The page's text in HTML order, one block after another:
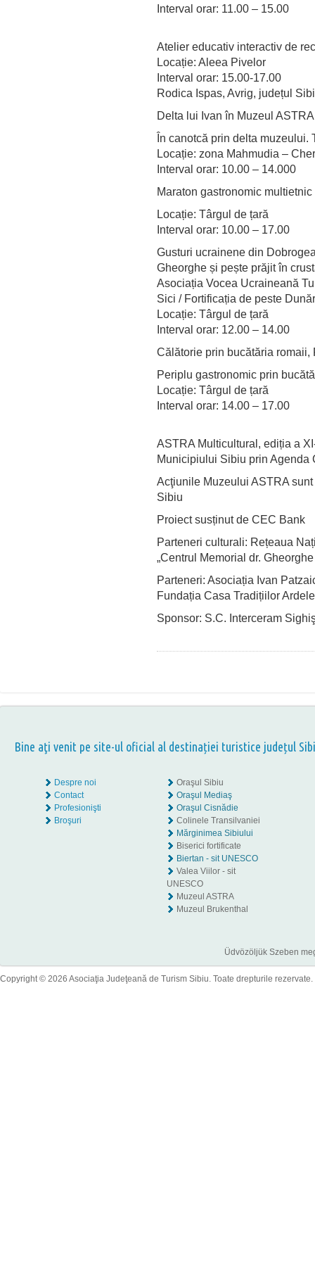
Interval orar: 11.00 – 15.00
Atelier educativ interactiv de
Locație: Aleea Pivelor
Interval orar: 15.00-17.00
Rodica Ispas, Avrig, județul
Delta lui Ivan în Muzeul ASTRA
În canotcă prin delta muzeului.
Locație: zona Mahmudia –
Interval orar: 10.00 – 14.000
Maraton gastronomic multietnic
Locație: Târgul de țară
Interval orar: 10.00 – 17.00
Gusturi ucrainene din
Gheorghe și pește prăjit în
Asociația Vocea Ucraineană
Sici / Fortificația de peste
Locație: Târgul de țară
Interval orar: 12.00 – 14.00
Călătorie prin bucătăria romaii,
Periplu gastronomic prin
Locație: Târgul de țară
Interval orar: 14.00 – 17.00
ASTRA Multicultural, ediția a
Municipiului Sibiu prin Agenda
Acţiunile Muzeului ASTRA
Sibiu
Proiect susținut de CEC Bank
Parteneri culturali: Rețeaua
„Centrul Memorial dr.
Parteneri: Asociația Ivan
Fundația Casa Tradițiilor
Sponsor: S.C. Interceram
Bine aţi venit pe site-ul oficial al destinației turistice județul
Despre noi
Contact
Profesionişti
Broşuri
Oraşul Sibiu
Oraşul Mediaş
Oraşul Cisnădie
Colinele Transilvaniei
Mărginimea Sibiului
Biserici fortificate
Biertan - sit UNESCO
Valea Viilor - sit
UNESCO
Muzeul ASTRA
Muzeul Brukenthal
Üdvözöljük Szeben
Copyright © 2026 Asociaţia Judeţeană de Turism Sibiu. Toate drepturile rezervate.